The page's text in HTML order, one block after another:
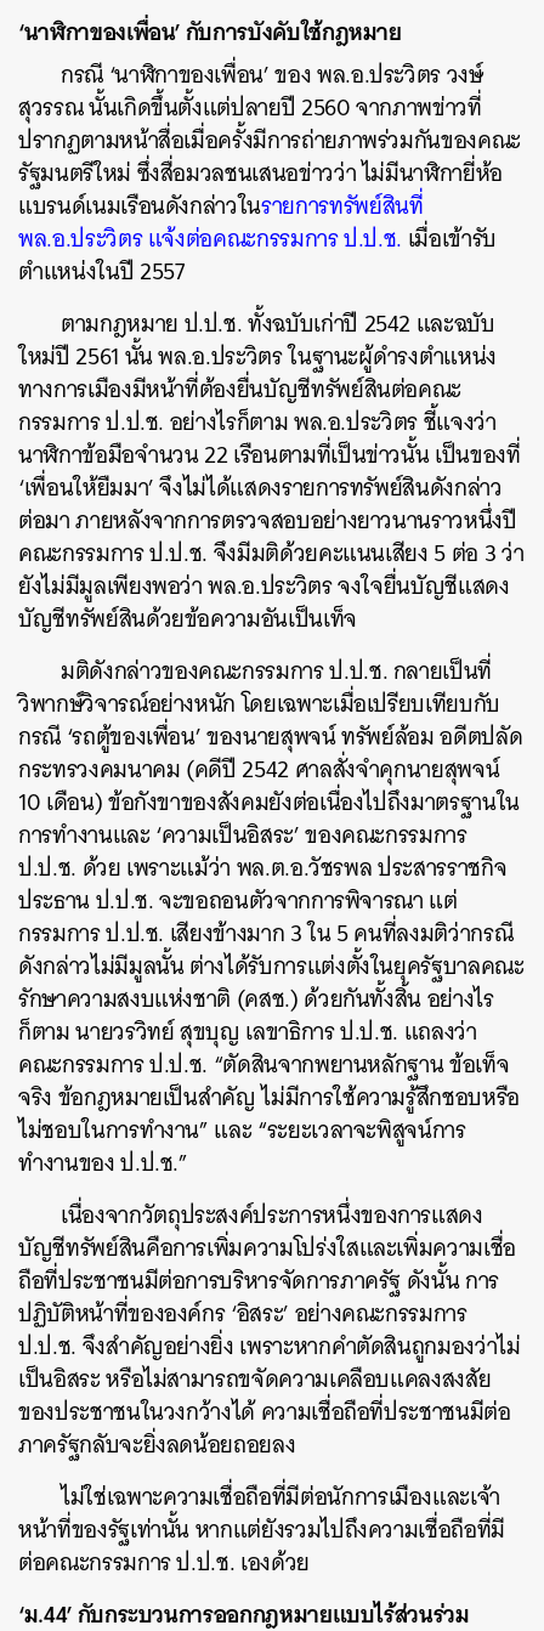
‘นาฬิกาของเพื่อน’ กับการบังคับใช้กฎหมาย
กรณี ‘นาฬิกาของเพื่อน’ ของ พล.อ.ประวิตร วงษ์
สุวรรณ นั้นเกิดขึ้นตั้งแต่ปลายปี 2560 จากภาพข่าวที่
ปรากฏตามหน้าสื่อเมื่อครั้งมีการถ่ายภาพร่วมกันของคณะ
รัฐมนตรีใหม่ ซึ่งสื่อมวลชนเสนอข่าวว่า ไม่มีนาฬิกายี่ห้อ
แบรนด์เนมเรือนดังกล่าวในรายการทรัพย์สินที่
พล.อ.ประวิตร แจ้งต่อคณะกรรมการ ป.ป.ช. เมื่อเข้ารับ
ตำแหน่งในปี 2557
ตามกฎหมาย ป.ป.ช. ทั้งฉบับเก่าปี 2542 และฉบับ
ใหม่ปี 2561 นั้น พล.อ.ประวิตร ในฐานะผู้ดำรงตำแหน่ง
ทางการเมืองมีหน้าที่ต้องยื่นบัญชีทรัพย์สินต่อคณะ
กรรมการ ป.ป.ช. อย่างไรก็ตาม พล.อ.ประวิตร ชี้แจงว่า
นาฬิกาข้อมือจำนวน 22 เรือนตามที่เป็นข่าวนั้น เป็นของที่
‘เพื่อนให้ยืมมา’ จึงไม่ได้แสดงรายการทรัพย์สินดังกล่าว
ต่อมา ภายหลังจากการตรวจสอบอย่างยาวนานราวหนึ่งปี
คณะกรรมการ ป.ป.ช. จึงมีมติด้วยคะแนนเสียง 5 ต่อ 3 ว่า
ยังไม่มีมูลเพียงพอว่า พล.อ.ประวิตร จงใจยื่นบัญชีแสดง
บัญชีทรัพย์สินด้วยข้อความอันเป็นเท็จ
มติดังกล่าวของคณะกรรมการ ป.ป.ช. กลายเป็นที่
วิพากษ์วิจารณ์อย่างหนัก โดยเฉพาะเมื่อเปรียบเทียบกับ
กรณี ‘รถตู้ของเพื่อน’ ของนายสุพจน์ ทรัพย์ล้อม อดีตปลัด
กระทรวงคมนาคม (คดีปี 2542 ศาลสั่งจำคุกนายสุพจน์
10 เดือน) ข้อกังขาของสังคมยังต่อเนื่องไปถึงมาตรฐานใน
การทำงานและ ‘ความเป็นอิสระ’ ของคณะกรรมการ
ป.ป.ช. ด้วย เพราะแม้ว่า พล.ต.อ.วัชรพล ประสารราชกิจ
ประธาน ป.ป.ช. จะขอถอนตัวจากการพิจารณา แต่
กรรมการ ป.ป.ช. เสียงข้างมาก 3 ใน 5 คนที่ลงมติว่ากรณี
ดังกล่าวไม่มีมูลนั้น ต่างได้รับการแต่งตั้งในยุครัฐบาลคณะ
รักษาความสงบแห่งชาติ (คสช.) ด้วยกันทั้งสิ้น อย่างไร
ก็ตาม นายวรวิทย์ สุขบุญ เลขาธิการ ป.ป.ช. แถลงว่า
คณะกรรมการ ป.ป.ช. “ตัดสินจากพยานหลักฐาน ข้อเท็จ
จริง ข้อกฎหมายเป็นสำคัญ ไม่มีการใช้ความรู้สึกชอบหรือ
ไม่ชอบในการทำงาน” และ “ระยะเวลาจะพิสูจน์การ
ทำงานของ ป.ป.ช.”
เนื่องจากวัตถุประสงค์ประการหนึ่งของการแสดง
บัญชีทรัพย์สินคือการเพิ่มความโปร่งใสและเพิ่มความเชื่อ
ถือที่ประชาชนมีต่อการบริหารจัดการภาครัฐ ดังนั้น การ
ปฏิบัติหน้าที่ขององค์กร ‘อิสระ’ อย่างคณะกรรมการ
ป.ป.ช. จึงสำคัญอย่างยิ่ง เพราะหากคำตัดสินถูกมองว่าไม่
เป็นอิสระ หรือไม่สามารถขจัดความเคลือบแคลงสงสัย
ของประชาชนในวงกว้างได้ ความเชื่อถือที่ประชาชนมีต่อ
ภาครัฐกลับจะยิ่งลดน้อยถอยลง
ไม่ใช่เฉพาะความเชื่อถือที่มีต่อนักการเมืองและเจ้า
หน้าที่ของรัฐเท่านั้น หากแต่ยังรวมไปถึงความเชื่อถือที่มี
ต่อคณะกรรมการ ป.ป.ช. เองด้วย
‘ม.44’ กับกระบวนการออกกฎหมายแบบไร้ส่วนร่วม